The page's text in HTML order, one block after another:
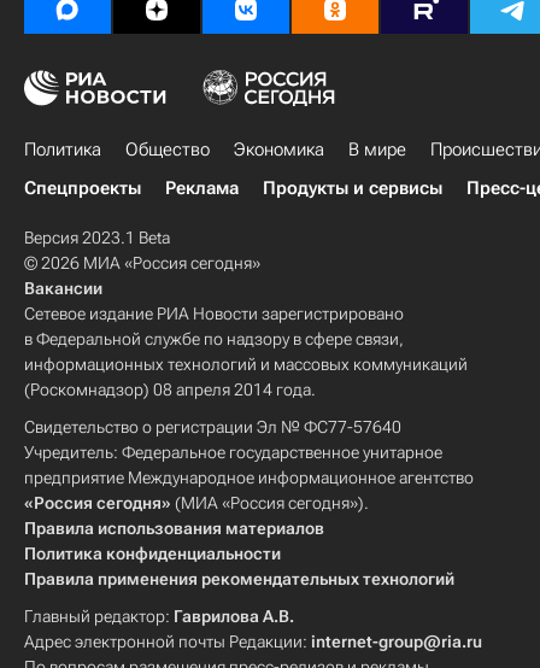
Политика Общество Экономика В мире
Спецпроекты
Реклама Продукты и сервисы Пресс-
Версия 2023.1 Beta
© 2026 МИА «Россия сегодня»
Вакансии
Сетевое издание РИА Новости зарегистрировано
в Федеральной службе по надзору в сфере связи,
информационных технологий и массовых коммуникаций
(Роскомнадзор) 08 апреля 2014 года.
Свидетельство о регистрации Эл № ФС77-57640
Учредитель: Федеральное государственное унитарное
предприятие Международное информационное агентство
«Россия сегодня» (МИА «Россия сегодня»).
Правила использования материалов
Политика конфиденциальности
Правила применения рекомендательных технологий
Главный редактор: Гаврилова А.В.
Адрес электронной почты Редакции: internet-group@ria.ru